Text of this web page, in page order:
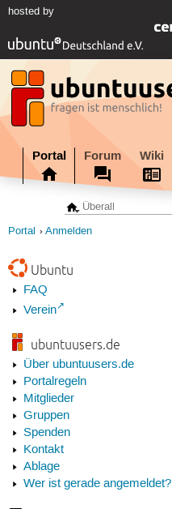
hosted by
Portal Forum Wiki
Portal Anmelden
Ubuntu
FAQ
Verein
ubuntuusers.de
Über ubuntuusers.de
Portalregeln
Mitglieder
Gruppen
Spenden
Kontakt
Ablage
Wer ist gerade angemeldet?